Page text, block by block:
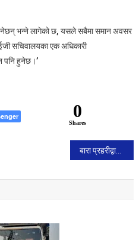
भन्ने लागेको छ, यसले सबैमा समान अवसर
सचिवालयका एक अधिकारी
पनि हुनेछ।’
0
Shares
बारा प्रहरीद्वारा भारी मात्रामा अबैध घरेलु मदिरा तथा भट्टी नष्ट ।